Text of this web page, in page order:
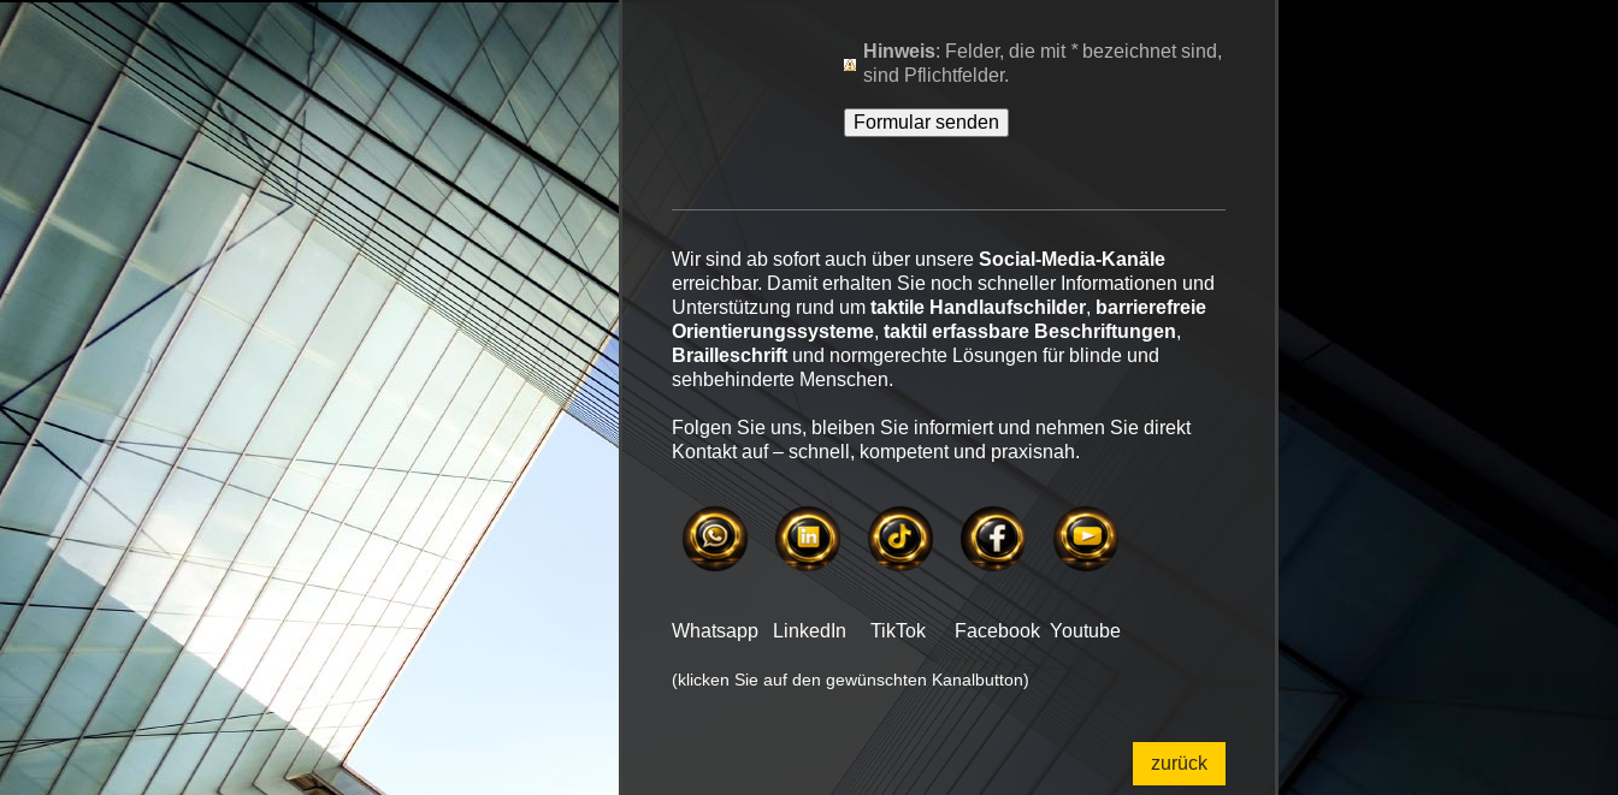
Hinweis : Felder, die mit *bezeichnet sind,
sind Pflichtfelder.
Wir sind ab sofort auch über unsereSocial-Media-Kanäle
erreichbar. Damit erhalten Sie noch schneller Informationen und
Unterstützung rund umtaktile Handlaufschilder, barrierefreie
Orientierungssysteme,taktil erfassbare Beschriftungen,
Brailleschrift und normgerechte Lösungen für blinde und
sehbehinderte Menschen.
Folgen Sie uns, bleiben Sie informiert und nehmen Sie direkt
Kontakt auf – schnell, kompetent und praxisnah.
Whatsapp LinkedIn TikTok Facebook Youtube
(klicken Sie auf den gewünschten Kanalbutton)
zurück